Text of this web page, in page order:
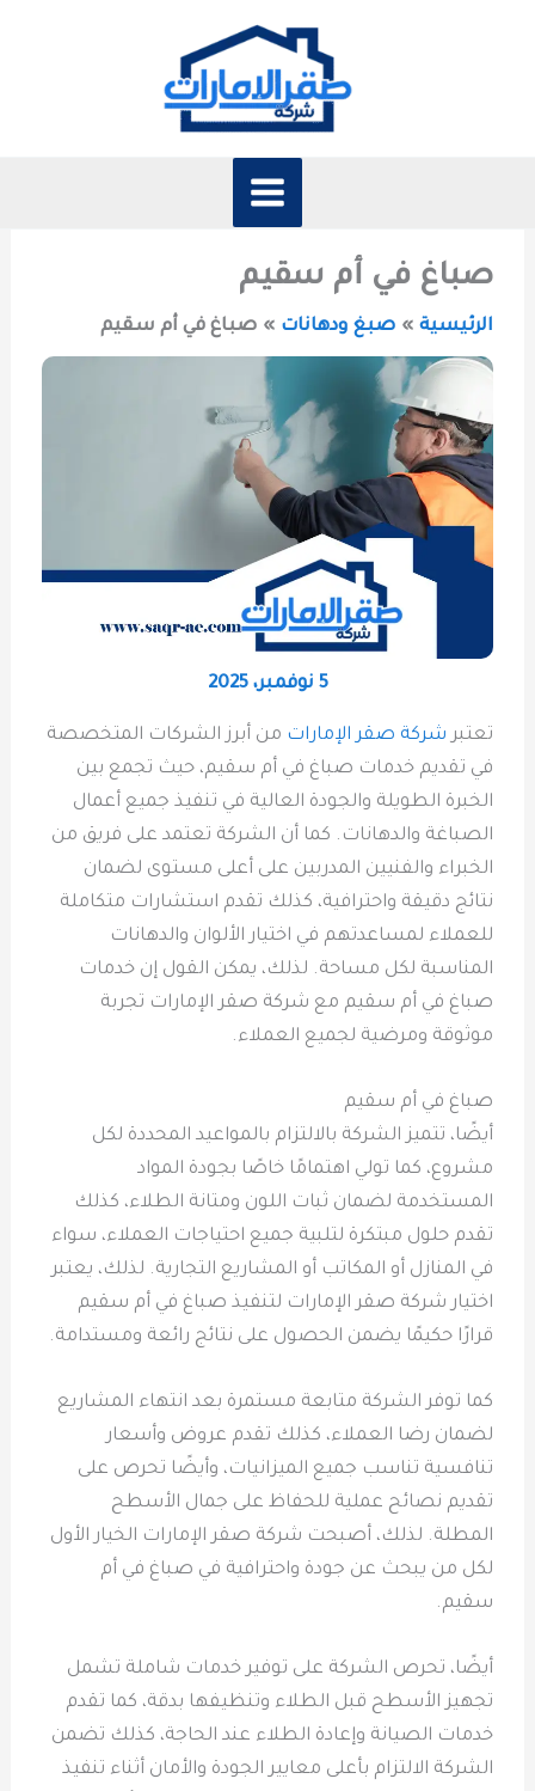
صباغ في أم سقيم
الرئيسية صبغ ودهانات صباغ في أم سقيم
5 نوفمبر، 2025
تعتبر شركة صقر الإمارات من أبرز الشركات المتخصصة
في تقديم خدمات صباغ في أم سقيم، حيث تجمع بين
الخبرة الطويلة والجودة العالية في تنفيذ جميع أعمال
الصباغة والدهانات. كما أن الشركة تعتمد على فريق من
الخبراء والفنيين المدربين على أعلى مستوى لضمان
نتائج دقيقة واحترافية، كذلك تقدم استشارات متكاملة
للعملاء لمساعدتهم في اختيار الألوان والدهانات
المناسبة لكل مساحة. لذلك، يمكن القول إن خدمات
صباغ في أم سقيم مع شركة صقر الإمارات تجربة
موثوقة ومرضية لجميع العملاء.
صباغ في أم سقيم
أيضًا، تتميز الشركة بالالتزام بالمواعيد المحددة لكل
مشروع، كما تولي اهتمامًا خاصًا بجودة المواد
المستخدمة لضمان ثبات اللون ومتانة الطلاء، كذلك
تقدم حلول مبتكرة لتلبية جميع احتياجات العملاء، سواء
في المنازل أو المكاتب أو المشاريع التجارية. لذلك، يعتبر
اختيار شركة صقر الإمارات لتنفيذ صباغ في أم سقيم
قرارًا حكيمًا يضمن الحصول على نتائج رائعة ومستدامة.
كما توفر الشركة متابعة مستمرة بعد انتهاء المشاريع
لضمان رضا العملاء، كذلك تقدم عروض وأسعار
تنافسية تناسب جميع الميزانيات، وأيضًا تحرص على
تقديم نصائح عملية للحفاظ على جمال الأسطح
المطلة. لذلك، أصبحت شركة صقر الإمارات الخيار الأول
لكل من يبحث عن جودة واحترافية في صباغ في أم
سقيم.
أيضًا، تحرص الشركة على توفير خدمات شاملة تشمل
تجهيز الأسطح قبل الطلاء وتنظيفها بدقة، كما تقدم
خدمات الصيانة وإعادة الطلاء عند الحاجة، كذلك تضمن
الشركة الالتزام بأعلى معايير الجودة والأمان أثناء تنفيذ